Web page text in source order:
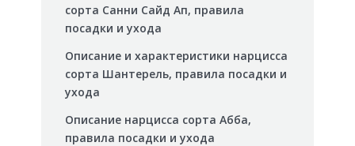
сорта Санни Сайд Ап, правила
посадки и ухода
Описание и характеристики нарцисса
сорта Шантерель, правила посадки и
ухода
Описание нарцисса сорта Абба,
правила посадки и ухода